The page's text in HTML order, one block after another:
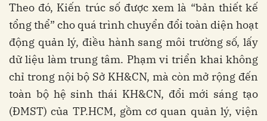
Theo đó, Kiến trúc số được xem là “bản thiết kế
tổng thể” cho quá trình chuyển đổi toàn diện hoạt
động quản lý, điều hành sang môi trường số, lấy
dữ liệu làm trung tâm. Phạm vi triển khai không
chỉ trong nội bộ Sở KH&CN, mà còn mở rộng đến
toàn bộ hệ sinh thái KH&CN, đổi mới sáng tạo
(ĐMST) của TP.HCM, gồm cơ quan quản lý, viện